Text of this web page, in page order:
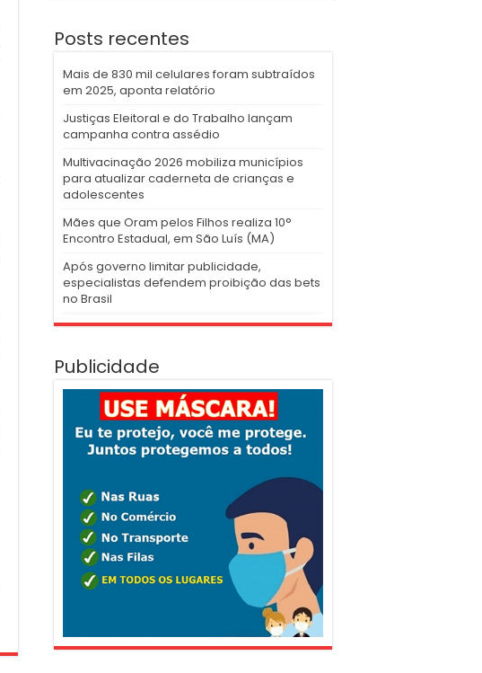
Posts recentes
Mais de 830 mil celulares foram subtraídos
em 2025, aponta relatório
Justiças Eleitoral e do Trabalho lançam
campanha contra assédio
Multivacinação 2026 mobiliza municípios
para atualizar caderneta de crianças e
adolescentes
Mães que Oram pelos Filhos realiza 10°
Encontro Estadual, em São Luís (MA)
Após governo limitar publicidade,
especialistas defendem proibição das bets
no Brasil
Publicidade